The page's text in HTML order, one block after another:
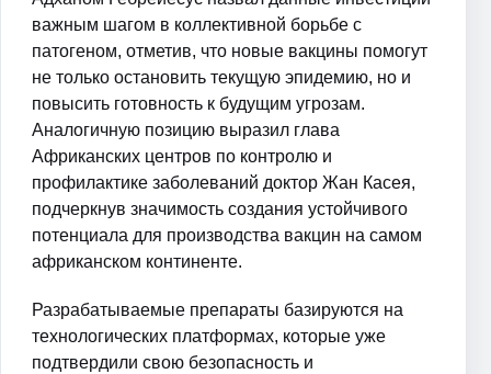
важным шагом в коллективной борьбе с
патогеном, отметив, что новые вакцины помогут
не только остановить текущую эпидемию, но и
повысить готовность к будущим угрозам.
Аналогичную позицию выразил глава
Африканских центров по контролю и
профилактике заболеваний доктор Жан Касея,
подчеркнув значимость создания устойчивого
потенциала для производства вакцин на самом
африканском континенте.
Разрабатываемые препараты базируются на
технологических платформах, которые уже
подтвердили свою безопасность и